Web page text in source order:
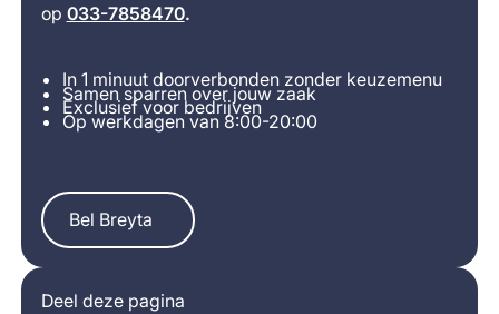
op 033-7858470.
In 1 minuut doorverbonden zonder keuzemenu
Samen sparren over jouw zaak
Exclusief voor bedrijven
Op werkdagen van 8:00-20:00
Bel Breyta
Bel Breyta
Deel deze pagina